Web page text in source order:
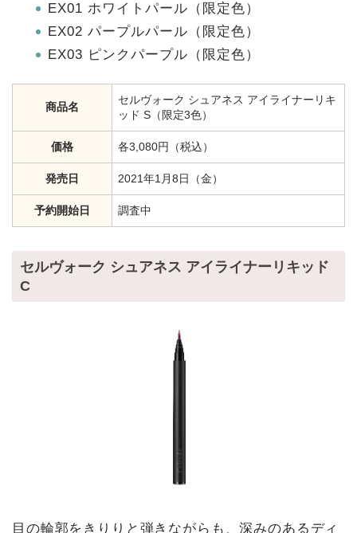
EX01 ホワイトパール（限定色）
EX02 パープルパール（限定色）
EX03 ピンクパープル（限定色）
商品名
セルヴォーク シュアネス アイライナーリキ
ッド S（限定3色）
価格 各3,080円（税込）
発売日 2021年1月8日（金）
予約開始日 調査中
セルヴォーク シュアネス アイライナーリキッド
C
目の輪郭をきりりと弾きながらも、深みのあるディ